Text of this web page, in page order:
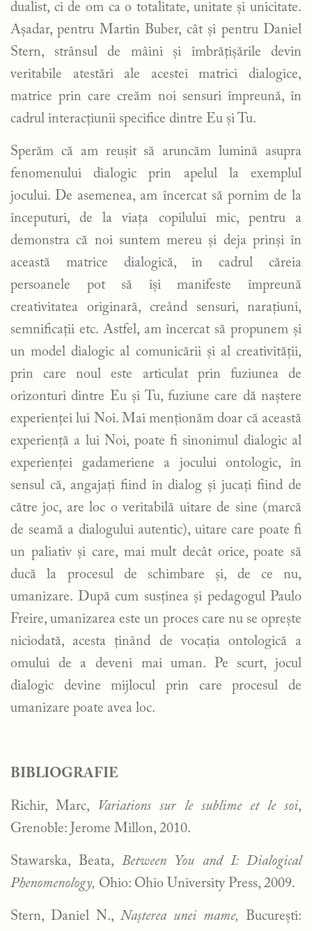
dualist, ci de om ca o totalitate, unitate și unicitate.
Așadar, pentru Martin Buber, cât și pentru Daniel
Stern, strânsul de mâini și îmbrățișările devin
veritabile atestări ale acestei matrici dialogice,
matrice prin care creăm noi sensuri împreună, în
cadrul interacțiunii specifice dintre Eu și Tu.
Sperăm că am reușit să aruncăm lumină asupra
fenomenului dialogic prin apelul la exemplul
jocului. De asemenea, am încercat să pornim de la
începuturi, de la viața copilului mic, pentru a
demonstra că noi suntem mereu și deja prinși în
această matrice dialogică, în cadrul căreia
persoanele pot să își manifeste împreună
creativitatea originară, creând sensuri, narațiuni,
semnificații etc. Astfel, am încercat să propunem și
un model dialogic al comunicării și al creativității,
prin care noul este articulat prin fuziunea de
orizonturi dintre Eu și Tu, fuziune care dă naștere
experienței lui Noi. Mai menționăm doar că această
experiență a lui Noi, poate fi sinonimul dialogic al
experienței gadameriene a jocului ontologic, în
sensul că, angajați fiind în dialog și jucați fiind de
către joc, are loc o veritabilă uitare de sine (marcă
de seamă a dialogului autentic), uitare care poate fi
un paliativ și care, mai mult decât orice, poate să
ducă la procesul de schimbare și, de ce nu,
umanizare. După cum susținea și pedagogul Paulo
Freire, umanizarea este un proces care nu se oprește
niciodată, acesta ținând de vocația ontologică a
omului de a deveni mai uman. Pe scurt, jocul
dialogic devine mijlocul prin care procesul de
umanizare poate avea loc.
BIBLIOGRAFIE
Richir, Marc, Variations sur le sublime et le soi,
Grenoble: Jerome Millon, 2010.
Stawarska, Beata, Between You and I: Dialogical
Phenomenology, Ohio: Ohio University Press, 2009.
Stern, Daniel N.,Nașterea unei mame, București: